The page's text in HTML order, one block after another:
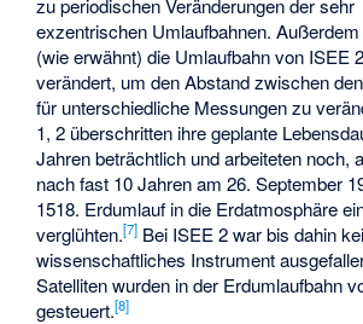
zu periodischen Veränderungen der sehr
exzentrischen Umlaufbahnen.
(wie erwähnt) die Umlaufbahn von ISEE 2
verändert, um den Abstand zwischen
für unterschiedliche Messungen zu
1, 2 überschritten ihre geplante
Jahren beträchtlich und arbeiteten noch,
nach fast 10 Jahren am 26. September
1518. Erdumlauf in die Erdatmosphäre
verglühten.[7] Bei ISEE 2 war bis dahin
wissenschaftliches Instrument
Satelliten wurden in der Erdumlaufbahn
gesteuert.[8]